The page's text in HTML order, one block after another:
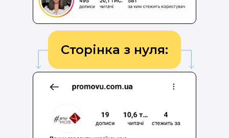
Сторінка з нуля: